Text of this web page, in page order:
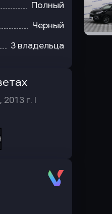
Полный
Черный
3 владельца
г. I